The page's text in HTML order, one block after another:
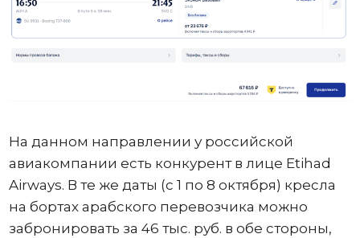
На данном направлении у российской
авиакомпании есть конкурент в лице Etihad
Airways. В те же даты (с 1 по 8 октября) кресла
на бортах арабского перевозчика можно
забронировать за 46 тыс. руб. в обе стороны,